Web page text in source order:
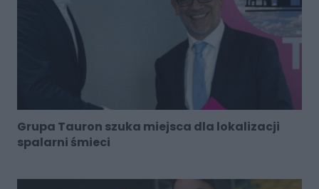
Grupa Tauron szuka miejsca dla lokalizacji
spalarni śmieci